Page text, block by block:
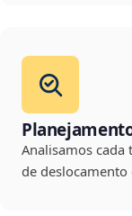
Analisamos
de deslocamento